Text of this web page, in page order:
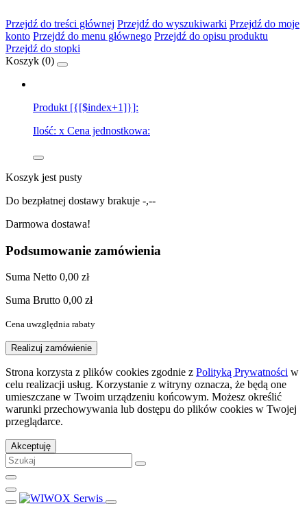
Przejdź do treści głównej Przejdź do wyszukiwarki Przejdź do moje
konto Przejdź do menu głównego Przejdź do opisu produktu
Przejdź do stopki
Koszyk (0)
Produkt [{[$index+1]}]:
Ilość: x Cena jednostkowa:
Koszyk jest pusty
Do bezpłatnej dostawy brakuje -,--
Darmowa dostawa!
Podsumowanie zamówienia
Suma Netto 0,00 zł
Suma Brutto 0,00 zł
Cena uwzględnia rabaty
Realizuj zamówienie
Strona korzysta z plików cookies zgodnie z Polityką Prywatności w
celu realizacji usług. Korzystanie z witryny oznacza, że będą one
umieszczane w Twoim urządzeniu końcowym. Możesz określić
warunki przechowywania lub dostępu do plików cookies w Twojej
przeglądarce.
Akceptuję